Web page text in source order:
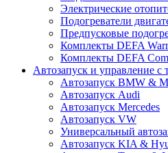
Электрические
Подогреватели
Предпусковые
Комплекты DEFA
Комплекты DEFA
Автозапуск и управление с
Автозапуск BMW &
Автозапуск Audi
Автозапуск Mercedes
Автозапуск VW
Универсальный
Автозапуск KIA &